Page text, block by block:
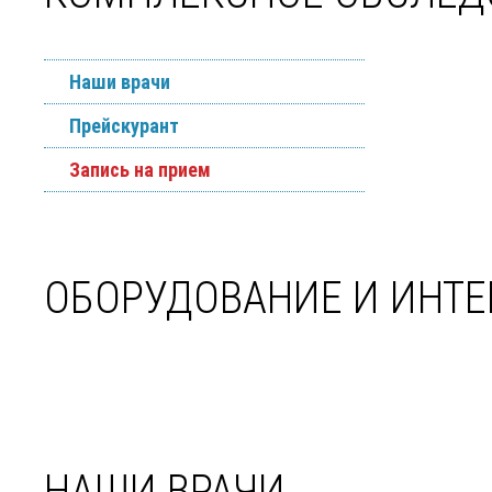
Наши врачи
Прейскурант
Запись на прием
ОБОРУДОВАНИЕ И